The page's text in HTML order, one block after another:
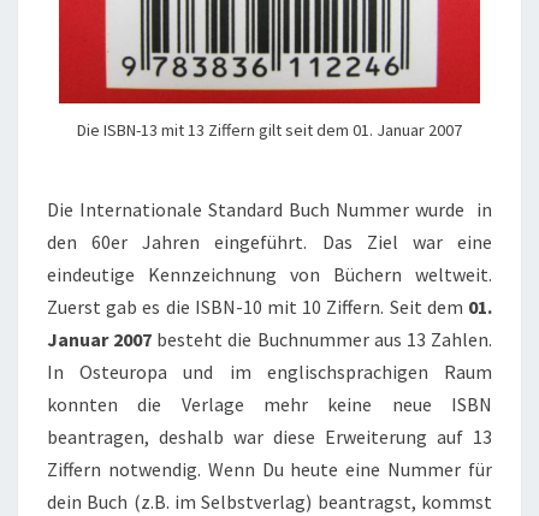
Die ISBN-13 mit 13 Ziffern gilt seit dem 01. Januar 2007
Die Internationale Standard Buch Nummer wurde in
den 60er Jahren eingeführt. Das Ziel war eine
eindeutige Kennzeichnung von Büchern weltweit.
Zuerst gab es die ISBN-10 mit 10 Ziffern. Seit dem 01.
Januar 2007 besteht die Buchnummer aus 13 Zahlen.
In Osteuropa und im englischsprachigen Raum
konnten die Verlage mehr keine neue ISBN
beantragen, deshalb war diese Erweiterung auf 13
Ziffern notwendig. Wenn Du heute eine Nummer für
dein Buch (z.B. im Selbstverlag) beantragst, kommst